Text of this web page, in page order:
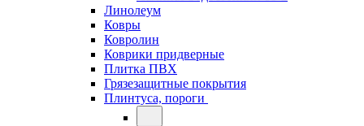
Линолеум
Ковры
Ковролин
Коврики придверные
Плитка ПВХ
Грязезащитные покрытия
Плинтуса, пороги